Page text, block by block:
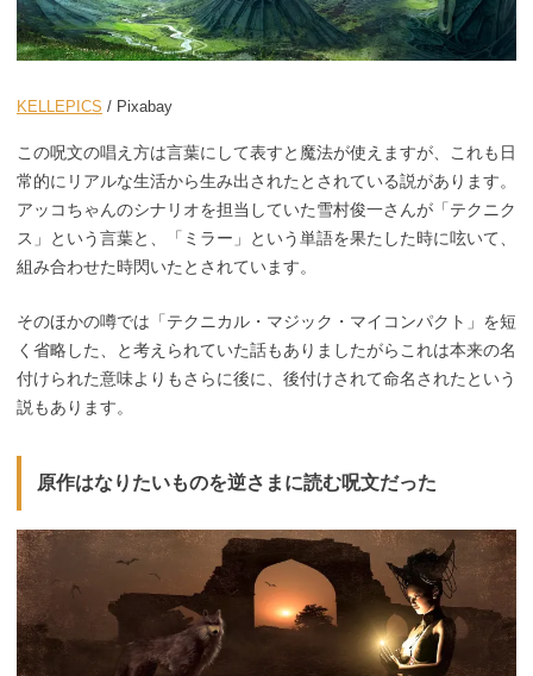
KELLEPICS / Pixabay
この呪文の唱え方は言葉にして表すと魔法が使えますが、これも日
常的にリアルな生活から生み出されたとされている説があります。
アッコちゃんのシナリオを担当していた雪村俊一さんが「テクニク
ス」という言葉と、「ミラー」という単語を果たした時に呟いて、
組み合わせた時閃いたとされています。
そのほかの噂では「テクニカル・マジック・マイコンパクト」を短
く省略した、と考えられていた話もありましたがらこれは本来の名
付けられた意味よりもさらに後に、後付けされて命名されたという
説もあります。
原作はなりたいものを逆さまに読む呪文だった